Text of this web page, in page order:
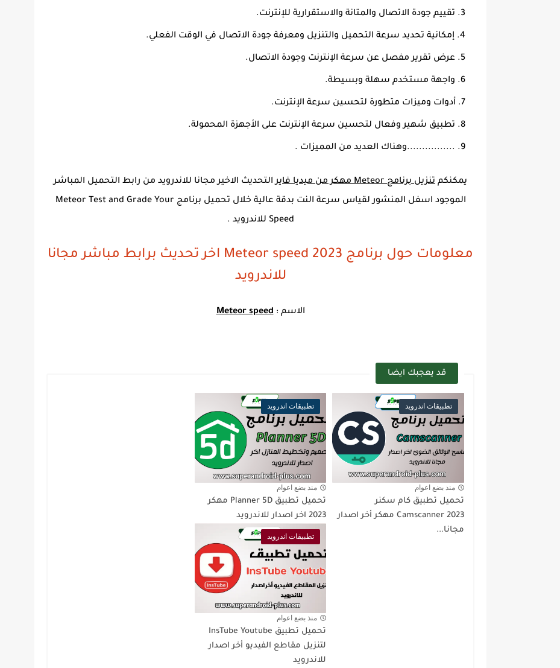
تقييم جودة الاتصال والمتانة والاستقرارية للإنترنت.
إمكانية تحديد سرعة التحميل والتنزيل ومعرفة جودة الاتصال في الوقت الفعلي.
عرض تقرير مفصل عن سرعة الإنترنت وجودة الاتصال.
واجهة مستخدم سهلة وبسيطة.
أدوات وميزات متطورة لتحسين سرعة الإنترنت.
تطبيق شهير وفعال لتحسين سرعة الإنترنت على الأجهزة المحمولة.
................وهناك العديد من المميزات .
يمكنكم تنزيل برنامج Meteor مهكر من ميديا فاير
التحديث الاخير مجانا للاندرويد من رابط التحميل المباشر
الموجود اسفل المنشور لقياس سرعة النت بدقة عالية خلال تحميل برنامج Meteor Test and Grade Your
Speed للاندرويد .
معلومات حول برنامج Meteor speed 2023 اخر تحديث برابط مباشر مجانا
للاندرويد
الاسم :Meteor speed
قد يعجبك ايضا
تطبيقات اندرويد
منذ بضع اعوام
تحميل تطبيق كام سكنر
Camscanner 2023 مهكر أخر اصدار
مجانا...
تطبيقات اندرويد
منذ بضع اعوام
تحميل تطبيق Planner 5D مهكر
2023 اخر اصدار للاندرويد
تطبيقات اندرويد
منذ بضع اعوام
تحميل تطبيق InsTube Youtube
لتنزيل مقاطع الفيديو أخر اصدار
للاندرويد